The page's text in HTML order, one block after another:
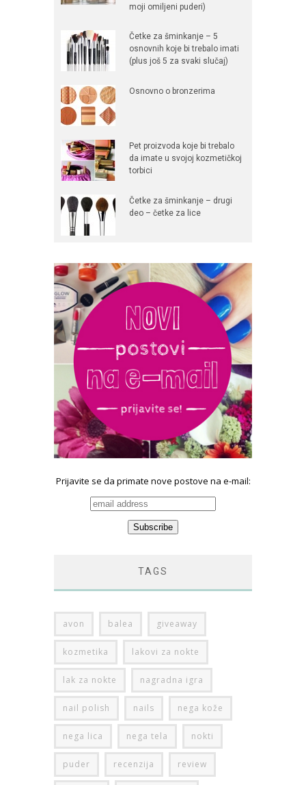
moji omiljeni puderi)
Četke za šminkanje – 5
osnovnih koje bi trebalo imati
(plus još 5 za svaki slučaj)
Osnovno o bronzerima
Pet proizvoda koje bi trebalo
da imate u svojoj kozmetičkoj
torbici
Četke za šminkanje – drugi
deo – četke za lice
Prijavite se da primate nove postove na e-mail:
TAGS
avon balea giveaway
kozmetika lakovi za nokte
lak za nokte nagradna igra
nail polish nails nega kože
nega lica nega tela nokti
puder recenzija review